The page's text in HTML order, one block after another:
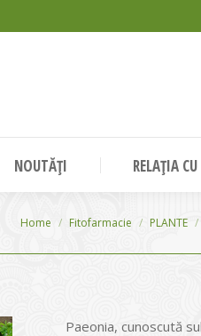
NOUTĂȚI RELAȚIA
You are here:
Home Fitofarmacie PLANTE
Paeonia, cunoscută